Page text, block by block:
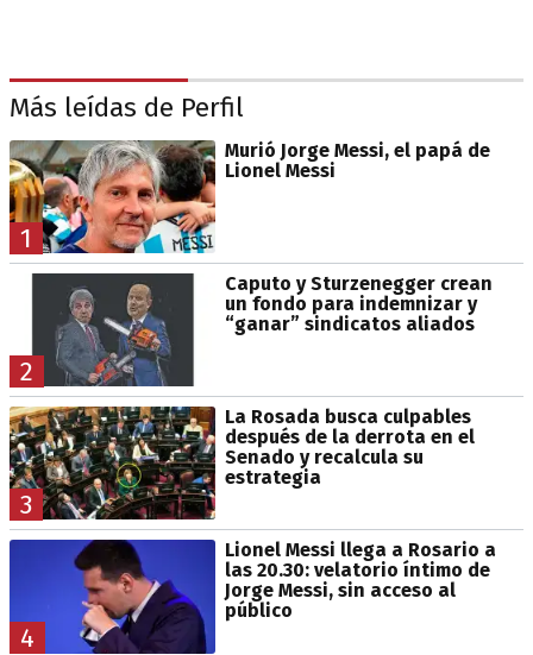
Más leídas de Perfil
1
Murió Jorge Messi, el papá de
Lionel Messi
2
Caputo y Sturzenegger crean
un fondo para indemnizar y
“ganar” sindicatos aliados
3
La Rosada busca culpables
después de la derrota en el
Senado y recalcula su
estrategia
4
Lionel Messi llega a Rosario a
las 20.30: velatorio íntimo de
Jorge Messi, sin acceso al
público